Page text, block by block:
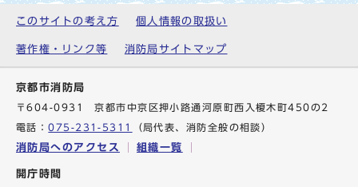
このサイトの考え方 個人情報の取扱い
著作権・リンク等 消防局サイトマップ
京都市消防局
〒604-0931 京都市中京区押小路通河原町西入榎木町450の2
電話：075-231-5311 （局代表、消防全般の相談）
消防局へのアクセス 組織一覧
開庁時間